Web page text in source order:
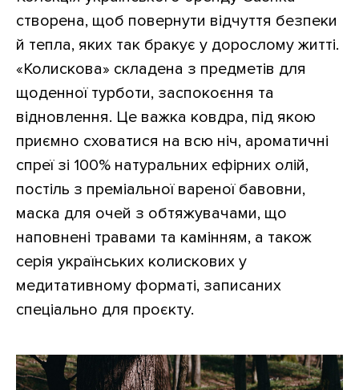
створена, щоб повернути відчуття безпеки
й тепла, яких так бракує у дорослому житті.
«Колискова» складена з предметів для
щоденної турботи, заспокоєння та
відновлення. Це важка ковдра, під якою
приємно сховатися на всю ніч, ароматичні
спреї зі 100% натуральних ефірних олій,
постіль з преміальної вареної бавовни,
маска для очей з обтяжувачами, що
наповнені травами та камінням, а також
серія українських колискових у
медитативному форматі, записаних
спеціально для проєкту.